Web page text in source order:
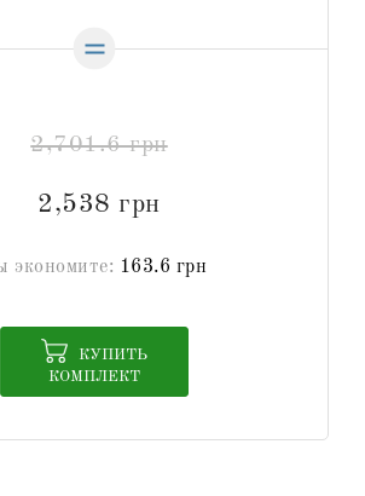
2,701.6 грн
2,538 грн
экономите: 163.6 грн
КОМПЛЕКТ